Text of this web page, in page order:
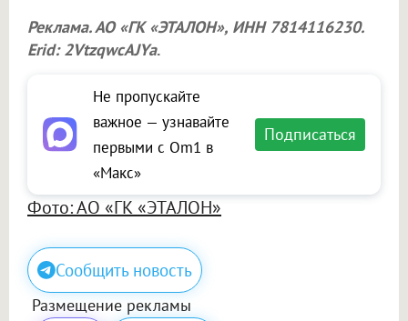
Реклама. АО «ГК «ЭТАЛОН», ИНН 7814116230.
Erid: 2VtzqwcAJYa.
Не пропускайте
важное — узнавайте
первыми с Om1 в
«Макс»
Подписаться
Фото: АО «ГК «ЭТАЛОН»
Сообщить новость
Размещение рекламы